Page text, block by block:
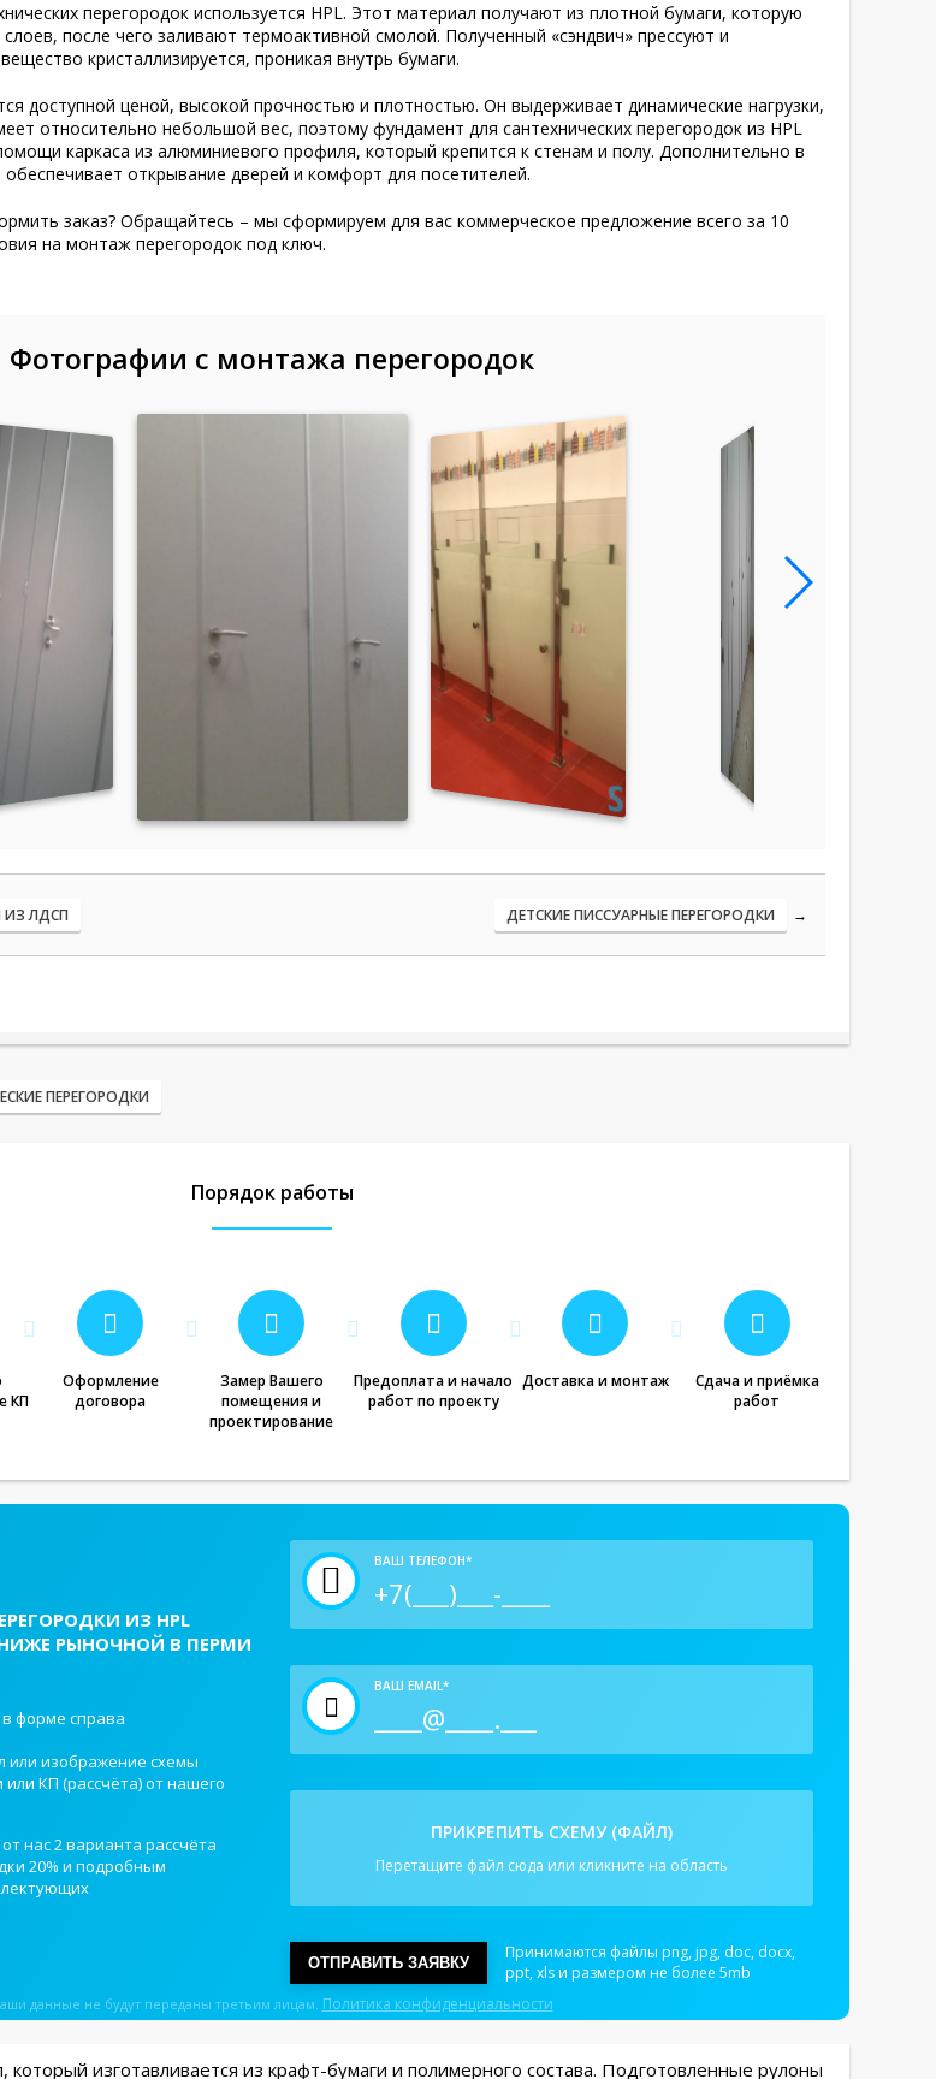
перегородок используется HPL. Этот материал получают из плотной бумаги, которую
после чего заливают термоактивной смолой. Полученный «сэндвич» прессуют и
кристаллизируется, проникая внутрь бумаги.
доступной ценой, высокой прочностью и плотностью. Он выдерживает динамические нагрузки,
относительно небольшой вес, поэтому фундамент для сантехнических перегородок из HPL
каркаса из алюминиевого профиля, который крепится к стенам и полу. Дополнительно в
открывание дверей и комфорт для посетителей.
заказ? Обращайтесь – мы сформируем для вас коммерческое предложение всего за 10
на монтаж перегородок под ключ.
Фотографии с монтажа перегородок
ИЗ ЛДСП ДЕТСКИЕ ПИССУАРНЫЕ ПЕРЕГОРОДКИ →
ПЕРЕГОРОДКИ
Порядок работы
КП
Оформление
договора
Замер Вашего
помещения и
проектирование
Предоплата и начало
работ по проекту
Доставка и монтаж
Сдача и приёмка
работ
ИЗ HPL
РЫНОЧНОЙ В ПЕРМИ
форме справа
или изображение схемы
КП (рассчёта) от нашего
нас 2 варианта рассчёта
20% и подробным
ВАШ ТЕЛЕФОН*
ВАШ EMAIL*
ПРИКРЕПИТЬ СХЕМУ (ФАЙЛ)
Перетащите файл сюда или кликните на область
ОТПРАВИТЬ ЗАЯВКУ
Принимаются файлы png, jpg, doc, docx,
ppt, xls и размером не более 5mb
данные не будут переданы третьим лицам. Политика конфиденциальности
изготавливается из крафт-бумаги и полимерного состава. Подготовленные рулоны